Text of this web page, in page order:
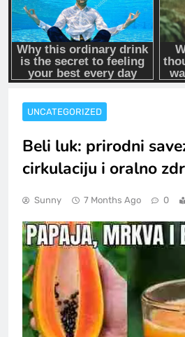
UNCATEGORIZED
Beli luk: prirodni
cirkulaciju i oralno
Sunny 7 Months Ago 0